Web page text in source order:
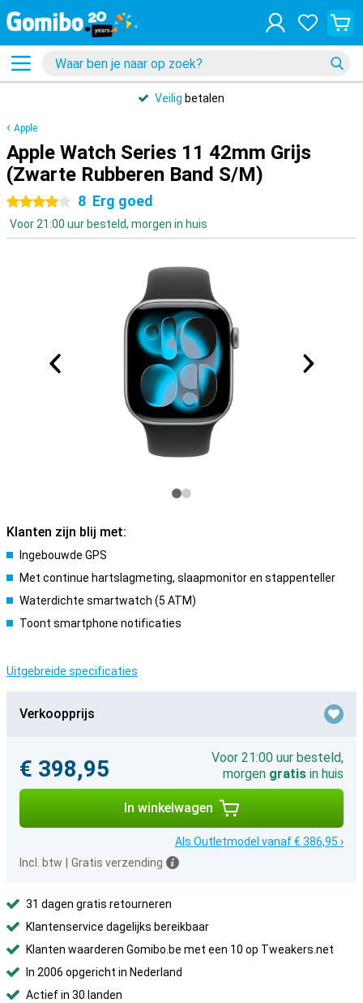
Veilig betalen
Apple
Apple Watch Series 11 42mm Grijs
(Zwarte Rubberen Band S/M)
4 sterren
8 Erg goed
Voor 21:00 uur besteld, morgen in huis
Klanten zijn blij met:
Ingebouwde GPS
Met continue hartslagmeting, slaapmonitor en stappenteller
Waterdichte smartwatch (5 ATM)
Toont smartphone notificaties
Uitgebreide specificaties
Verkoopprijs
€ 398,95
Voor 21:00 uur besteld,
morgen gratis in huis
In winkelwagen
Als Outletmodel vanaf € 386,95 ›
Incl. btw
Gratis verzending
31 dagen gratis retourneren
Klantenservice dagelijks bereikbaar
Klanten waarderen Gomibo.be met een 10 op Tweakers.net
In 2006 opgericht in Nederland
Actief in 30 landen